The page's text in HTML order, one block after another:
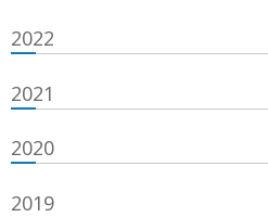
2022
2021
2020
2019